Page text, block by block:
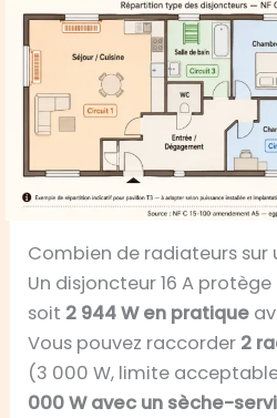
Combien de radiateurs sur
Un disjoncteur 16 A protège
soit 2 944 W en pratique
Vous pouvez raccorder 2
(3 000 W, limite
000 W avec un sèche-